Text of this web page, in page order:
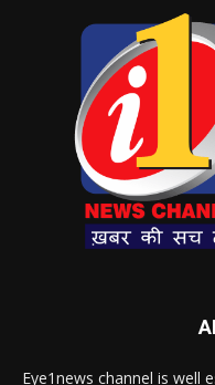
Eye1news channel is well